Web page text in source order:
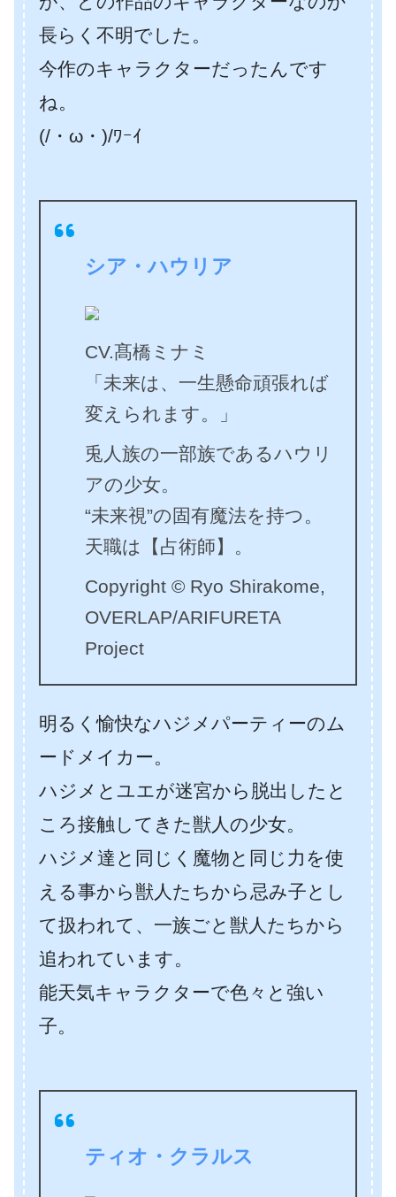
長らく不明でした。
今作のキャラクターだったんです
ね。
(/・ω・)/ﾜｰｲ
シア・ハウリア
CV.髙橋ミナミ
「未来は、一生懸命頑張れば
変えられます。」
兎人族の一部族であるハウリ
アの少女。
“未来視”の固有魔法を持つ。
天職は【占術師】。
Copyright © Ryo Shirakome,
OVERLAP/ARIFURETA
Project
明るく愉快なハジメパーティーのム
ードメイカー。
ハジメとユエが迷宮から脱出したと
ころ接触してきた獣人の少女。
ハジメ達と同じく魔物と同じ力を使
える事から獣人たちから忌み子とし
て扱われて、一族ごと獣人たちから
追われています。
能天気キャラクターで色々と強い
子。
ティオ・クラルス